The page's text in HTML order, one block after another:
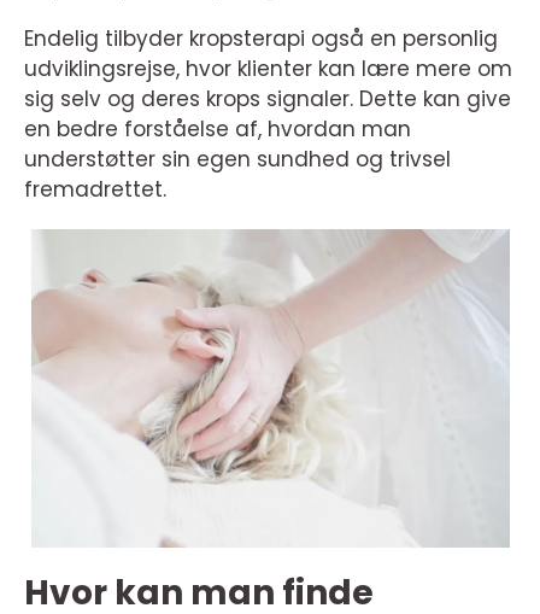
Endelig tilbyder kropsterapi også en personlig
udviklingsrejse, hvor klienter kan lære mere om
sig selv og deres krops signaler. Dette kan give
en bedre forståelse af, hvordan man
understøtter sin egen sundhed og trivsel
fremadrettet.
Hvor kan man finde